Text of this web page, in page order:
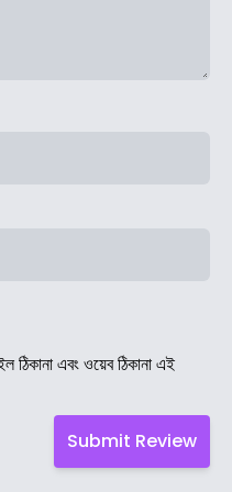
ঠিকানা এবং ওয়েব ঠিকানা এই